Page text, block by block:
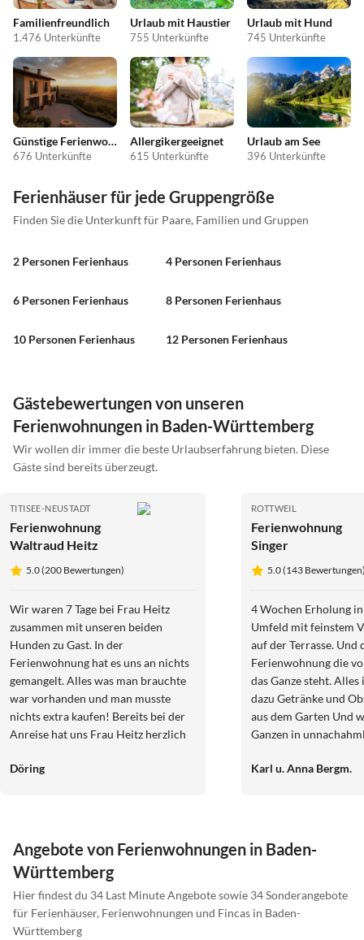
Familienfreundlich
1.476 Unterkünfte
Urlaub mit Haustier
755 Unterkünfte
Urlaub mit Hund
745 Unterkünfte
Günstige Ferienwohnungen
676 Unterkünfte
Allergikergeeignet
615 Unterkünfte
Urlaub am See
396 Unterkünfte
Ferienhäuser für jede Gruppengröße
Finden Sie die Unterkunft für Paare, Familien und Gruppen
2 Personen Ferienhaus 4 Personen Ferienhaus
6 Personen Ferienhaus 8 Personen Ferienhaus
10 Personen Ferienhaus 12 Personen Ferienhaus
Gästebewertungen von unseren
Ferienwohnungen in Baden-Württemberg
Wir wollen dir immer die beste Urlaubserfahrung bieten. Diese
Gäste sind bereits überzeugt.
TITISEE-NEUSTADT
Ferienwohnung
Waltraud Heitz
5.0 (200 Bewertungen)
Wir waren 7 Tage bei Frau Heitz
zusammen mit unseren beiden
Hunden zu Gast. In der
Ferienwohnung hat es uns an nichts
gemangelt. Alles was man brauchte
war vorhanden und man musste
nichts extra kaufen! Bereits bei der
Anreise hat uns Frau Heitz herzlich
wurde herzlich begrüßt. Wir 4 haben
eingezäunt, sodass man entspannt
die Sonne genießen konnte, ohne
Angst haben zu müssen, dass einer
der Hunde ausbüxt. Alles in allem
kann man zusammenfassend sagen,
in der Woche haben wir uns wie
Döring
ROTTWEIL
Ferienwohnung
Singer
5.0 (143
4 Wochen Erholung
Umfeld mit feinstem
auf der Terrasse. Und
Ferienwohnung die
das Ganze steht.
dazu Getränke und
aus dem Garten Und
Ganzen in
ihrer wunderschönen
wunderschönen Tage
Ihnen verbringen
A.C und K. B.
Karl u. Anna Bergm.
Angebote von Ferienwohnungen in Baden-
Württemberg
Hier findest du 34 Last Minute Angebote sowie 34 Sonderangebote
für Ferienhäuser, Ferienwohnungen und Fincas in Baden-
Württemberg